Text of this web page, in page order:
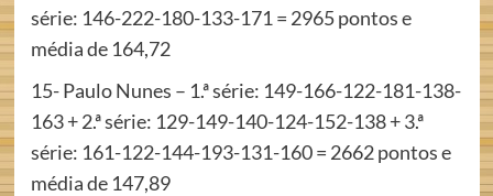
série: 146-222-180-133-171 = 2965 pontos e
média de 164,72
15- Paulo Nunes – 1.ª série: 149-166-122-181-138-
163 + 2.ª série: 129-149-140-124-152-138 + 3.ª
série: 161-122-144-193-131-160 = 2662 pontos e
média de 147,89